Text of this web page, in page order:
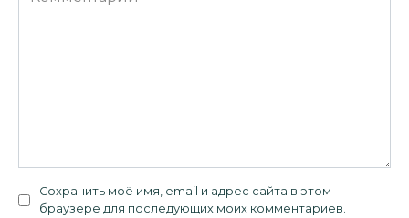
Сохранить моё имя, email и адрес сайта в этом
браузере для последующих моих комментариев.